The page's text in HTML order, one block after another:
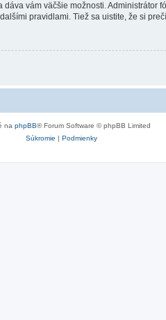
vám väčšie možnosti.
pravidlami. Tiež sa uistite, že si
na phpBB® Forum Software © phpBB Limited
Súkromie | Podmienky